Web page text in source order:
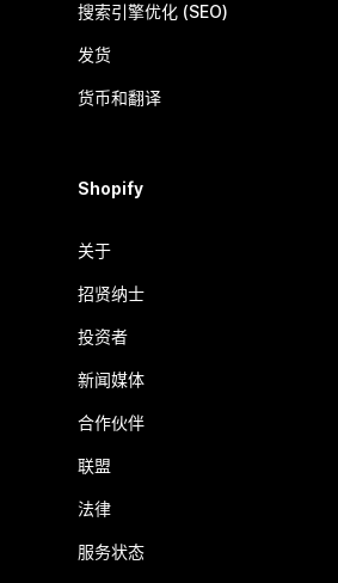
搜索引擎优化 (SEO)
发货
货币和翻译
Shopify
关于
招贤纳士
投资者
新闻媒体
合作伙伴
联盟
法律
服务状态